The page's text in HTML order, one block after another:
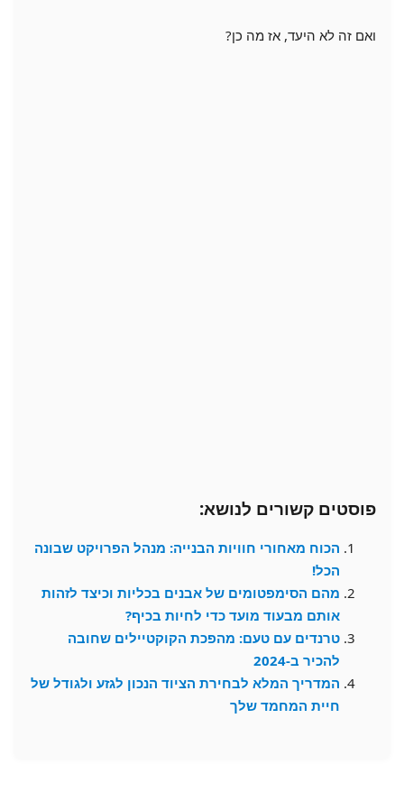
ואם זה לא היעד, אז מה כן?
פוסטים קשורים לנושא:
הכוח מאחורי חוויות הבנייה: מנהל הפרויקט שבונה
הכל!
מהם הסימפטומים של אבנים בכליות וכיצד לזהות
אותם מבעוד מועד כדי לחיות בכיף?
טרנדים עם טעם: מהפכת הקוקטיילים שחובה
להכיר ב-2024
המדריך המלא לבחירת הציוד הנכון לגזע ולגודל של
חיית המחמד שלך